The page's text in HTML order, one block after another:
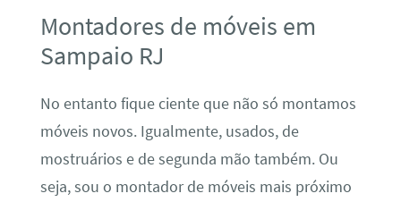
Montadores de móveis em
Sampaio RJ
No entanto fique ciente que não só montamos
móveis novos. Igualmente, usados, de
mostruários e de segunda mão também. Ou
seja, sou o montador de móveis mais próximo